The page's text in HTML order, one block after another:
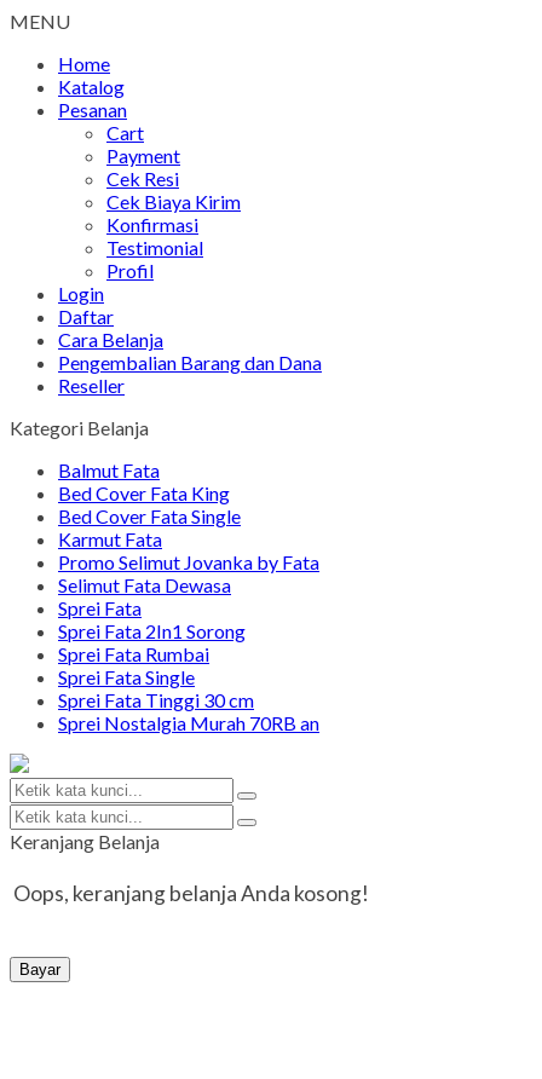
MENU
Home
Katalog
Pesanan
Cart
Payment
Cek Resi
Cek Biaya Kirim
Konfirmasi
Testimonial
Profil
Login
Daftar
Cara Belanja
Pengembalian Barang dan Dana
Reseller
Kategori Belanja
Balmut Fata
Bed Cover Fata King
Bed Cover Fata Single
Karmut Fata
Promo Selimut Jovanka by Fata
Selimut Fata Dewasa
Sprei Fata
Sprei Fata 2In1 Sorong
Sprei Fata Rumbai
Sprei Fata Single
Sprei Fata Tinggi 30 cm
Sprei Nostalgia Murah 70RB an
Keranjang Belanja
Oops, keranjang belanja Anda kosong!
Bayar